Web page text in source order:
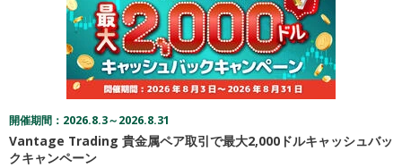
開催期間：2026.8.3～2026.8.31
Vantage Trading 貴金属ペア取引で最大2,000ドルキャッシュバッ
クキャンペーン